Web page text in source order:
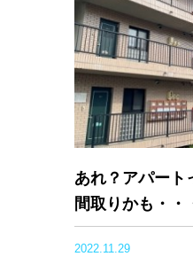
あれ？アパート
間取りかも・・
2022.11.29